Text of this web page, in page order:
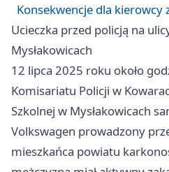
Konsekwencje dla
Ucieczka przed policją na
Mysłakowicach
12 lipca 2025 roku około
Komisariatu Policji w
Szkolnej w Mysłakowicach
Volkswagen prowadzony
mieszkańca powiatu